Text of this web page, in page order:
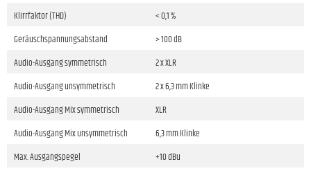
Klirrfaktor (THD)
< 0,1 %
Geräuschspannungsabstand
> 100 dB
Audio-Ausgang symmetrisch
2 x XLR
Audio-Ausgang unsymmetrisch
2 x 6,3 mm Klinke
Audio-Ausgang Mix symmetrisch
XLR
Audio-Ausgang Mix unsymmetrisch
6,3 mm Klinke
Max. Ausgangspegel
+10 dBu